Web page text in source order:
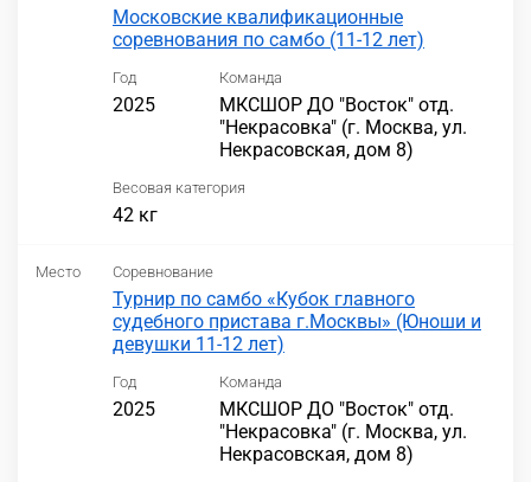
Московские квалификационные
соревнования по самбо (11-12 лет)
Год
2025
Команда
МКСШОР ДО "Восток" отд.
"Некрасовка" (г. Москва, ул.
Некрасовская, дом 8)
Весовая категория
42 кг
Место Соревнование
Турнир по самбо «Кубок главного
судебного пристава г.Москвы» (Юноши и
девушки 11-12 лет)
Год
2025
Команда
МКСШОР ДО "Восток" отд.
"Некрасовка" (г. Москва, ул.
Некрасовская, дом 8)